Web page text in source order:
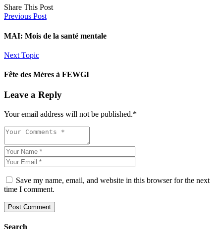
Share This Post
Previous Post
MAI: Mois de la santé mentale
Next Topic
Fête des Mères à FEWGI
Leave a Reply
Your email address will not be published.*
Save my name, email, and website in this browser for the next
time I comment.
Post Comment
Search